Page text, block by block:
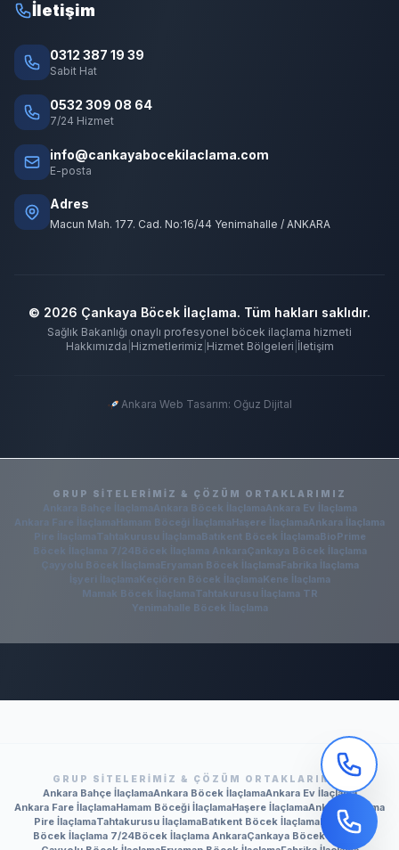
İletişim
0312 387 19 39
Sabit Hat
0532 309 08 64
7/24 Hizmet
info@cankayabocekilaclama.com
E-posta
Adres
Macun Mah. 177. Cad. No:16/44 Yenimahalle / ANKARA
© 2026 Çankaya Böcek İlaçlama. Tüm hakları saklıdır.
Sağlık Bakanlığı onaylı profesyonel böcek ilaçlama hizmeti
Hakkımızda Hizmetlerimiz Hizmet Bölgeleri İletişim
Ankara Web Tasarım: Oğuz Dijital
GRUP SITELERIMIZ & ÇÖZÜM ORTAKLARIMIZ
Ankara Bahçe İlaçlamaAnkara Böcek İlaçlamaAnkara Ev İlaçlama
Ankara Fare İlaçlamaHamam Böceği İlaçlamaHaşere İlaçlamaAnkara İlaçlama
Pire İlaçlamaTahtakurusu İlaçlamaBatıkent Böcek İlaçlamaBioPrime
Böcek İlaçlama 7/24Böcek İlaçlama AnkaraÇankaya Böcek İlaçlama
Çayyolu Böcek İlaçlamaEryaman Böcek İlaçlamaFabrika İlaçlama
İşyeri İlaçlamaKeçiören Böcek İlaçlamaKene İlaçlama
Mamak Böcek İlaçlamaTahtakurusu İlaçlama TR
Yenimahalle Böcek İlaçlama
GRUP SITELERIMIZ & ÇÖZÜM ORTAKLARIMIZ
Ankara Bahçe İlaçlamaAnkara Böcek İlaçlamaAnkara Ev İlaçlama
Ankara Fare İlaçlamaHamam Böceği İlaçlamaHaşere İlaçlamaAnkara İlaçlama
Pire İlaçlamaTahtakurusu İlaçlamaBatıkent Böcek İlaçlamaBioPrime
Böcek İlaçlama 7/24Böcek İlaçlama AnkaraÇankaya Böcek İlaçlama